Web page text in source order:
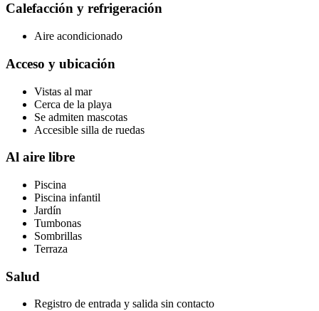
Calefacción y refrigeración
Aire acondicionado
Acceso y ubicación
Vistas al mar
Cerca de la playa
Se admiten mascotas
Accesible silla de ruedas
Al aire libre
Piscina
Piscina infantil
Jardín
Tumbonas
Sombrillas
Terraza
Salud
Registro de entrada y salida sin contacto